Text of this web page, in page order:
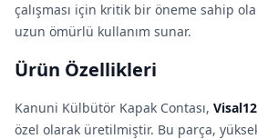
çalışması için kritik bir öneme sahip
uzun ömürlü kullanım sunar.
Ürün Özellikleri
Kanuni Külbütör Kapak Contası,
özel olarak üretilmiştir. Bu parça, yüksek